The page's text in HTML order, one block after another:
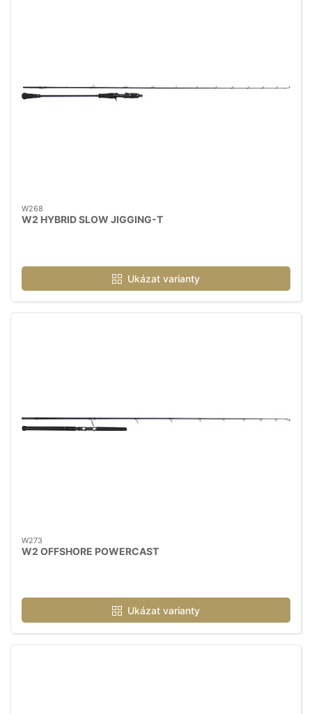
W268
W2 HYBRID SLOW JIGGING-T
Ukázat varianty
W273
W2 OFFSHORE POWERCAST
Ukázat varianty